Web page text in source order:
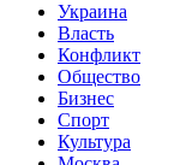
Украина
Власть
Конфликт
Общество
Бизнес
Спорт
Культура